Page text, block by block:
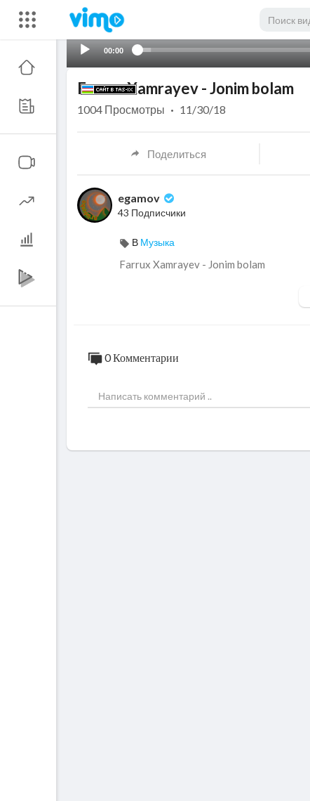
00:00
Farrux Xamrayev - Jonim bolam
1004 Просмотры · 11/30/18
Поделиться
egamov
43 Подписчики
В Музыка
Farrux Xamrayev - Jonim bolam
0 Комментарии